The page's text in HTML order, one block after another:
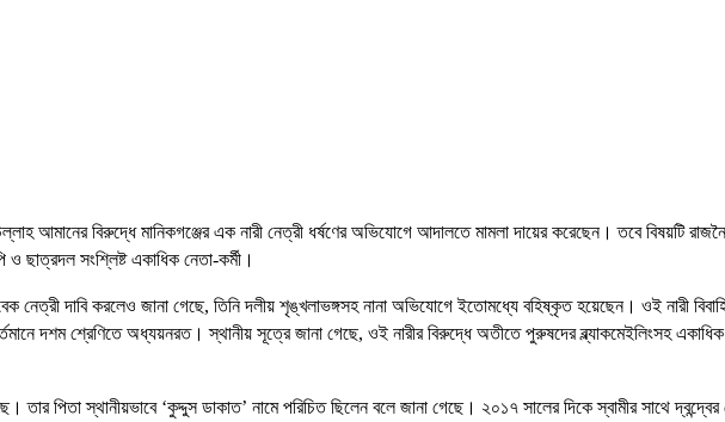
আমানের বিরুদ্ধে মানিকগঞ্জের এক নারী নেত্রী ধর্ষণের অভিযোগে আদালতে মামলা দায়ের করেছেন। তবে বিষয়টি
ছাত্রদল সংশ্লিষ্ট একাধিক নেতা-কর্মী।
নেত্রী দাবি করলেও জানা গেছে, তিনি দলীয় শৃঙ্খলাভঙ্গসহ নানা অভিযোগে ইতোমধ্যে বহিষ্কৃত হয়েছেন। ওই নারী
দশম শ্রেণিতে অধ্যয়নরত। স্থানীয় সূত্রে জানা গেছে, ওই নারীর বিরুদ্ধে অতীতে পুরুষদের ব্ল্যাকমেইলিংসহ একাধিক
তার পিতা স্থানীয়ভাবে ‘কুদ্দুস ডাকাত’ নামে পরিচিত ছিলেন বলে জানা গেছে। ২০১৭ সালের দিকে স্বামীর সাথে দ্বন্দ্বের